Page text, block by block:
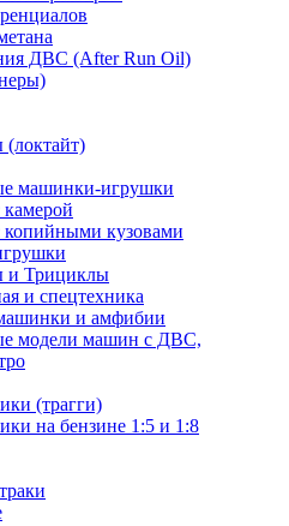
ДВС (After Run Oil)
машинки-игрушки
кузовами
и Трициклы
и спецтехника
и амфибии
модели машин с ДВС,
(трагги)
на бензине 1:5 и 1:8